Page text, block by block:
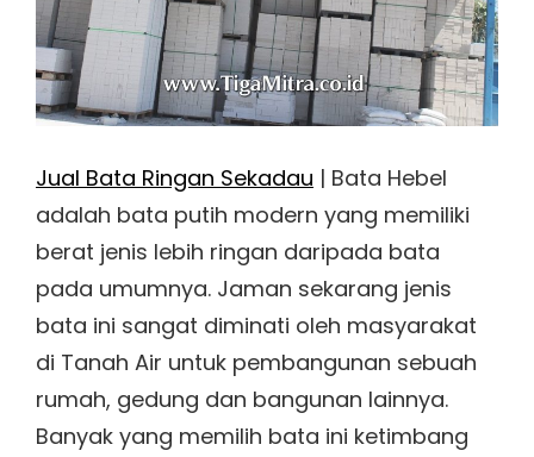
Jual Bata Ringan Sekadau | Bata Hebel
adalah bata putih modern yang memiliki
berat jenis lebih ringan daripada bata
pada umumnya. Jaman sekarang jenis
bata ini sangat diminati oleh masyarakat
di Tanah Air untuk pembangunan sebuah
rumah, gedung dan bangunan lainnya.
Banyak yang memilih bata ini ketimbang